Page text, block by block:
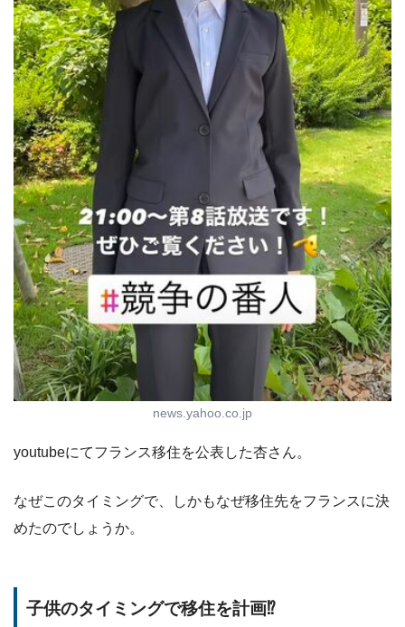
news.yahoo.co.jp
youtubeにてフランス移住を公表した杏さん。
なぜこのタイミングで、しかもなぜ移住先をフランスに決
めたのでしょうか。
子供のタイミングで移住を計画⁉︎